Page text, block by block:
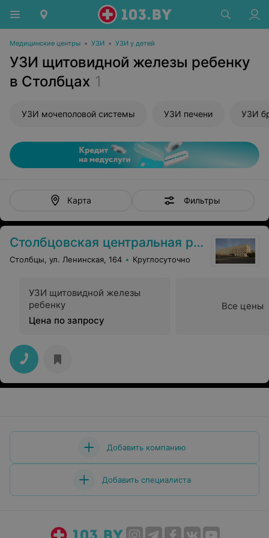
Медицинские центры • УЗИ • УЗИ у детей
УЗИ щитовидной железы ребенку
в Столбцах 1
УЗИ мочеполовой системы УЗИ печени УЗИ
Карта Фильтры
Столбцовская центральная районная больница
Столбцы, ул. Ленинская, 164 Круглосуточно
УЗИ щитовидной железы
ребенку
Цена по запросу
Все цены
Добавить компанию
Добавить специалиста